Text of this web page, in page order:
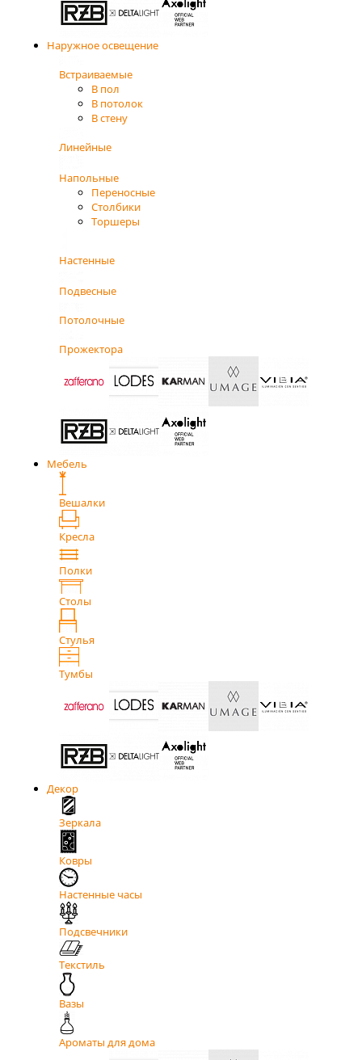
Наружное освещение
Встраиваемые
В пол
В потолок
В стену
Линейные
Напольные
Переносные
Столбики
Торшеры
Настенные
Подвесные
Потолочные
Прожектора
Мебель
Вешалки
Кресла
Полки
Столы
Стулья
Тумбы
Декор
Зеркала
Ковры
Настенные часы
Подсвечники
Текстиль
Вазы
Ароматы для дома